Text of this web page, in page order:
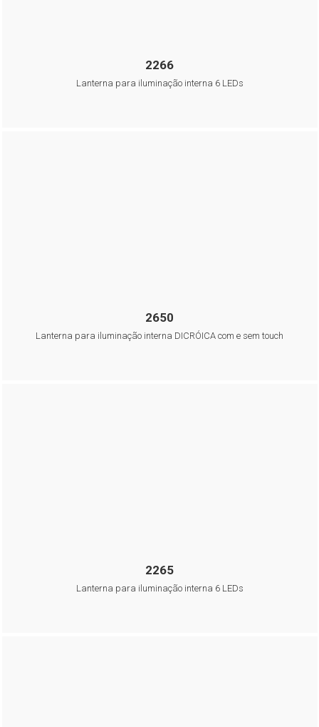
2266
Lanterna para iluminação interna 6 LEDs
2650
Lanterna para iluminação interna DICRÓICA com e sem touch
2265
Lanterna para iluminação interna 6 LEDs